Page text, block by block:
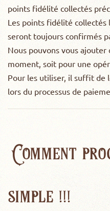
points fidélité collectés
Les points fidélité collectés
seront toujours confirmés
Nous pouvons vous
moment, soit pour une
Pour les utiliser, il suffit de
lors du processus de
Comment
simple !!!